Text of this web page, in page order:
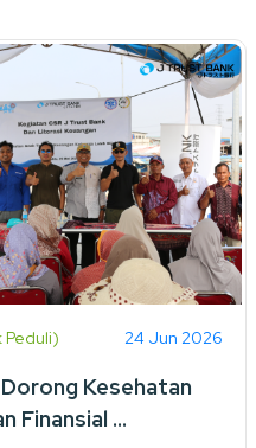
Peduli) 24 Jun 2026
Kesehatan
Finansial ...